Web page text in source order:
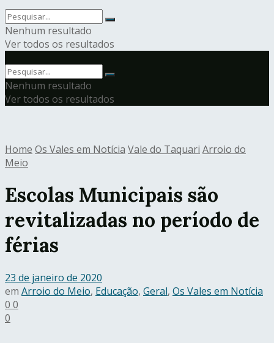
Nenhum resultado
Ver todos os resultados
Nenhum resultado
Ver todos os resultados
Home Os Vales em Notícia Vale do Taquari Arroio do
Meio
Escolas Municipais são
revitalizadas no período de
férias
23 de janeiro de 2020
em Arroio do Meio, Educação, Geral, Os Vales em Notícia
0 0
0